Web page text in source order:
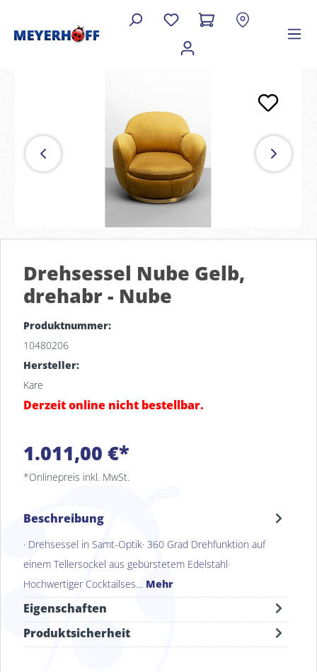
Drehsessel Nube Gelb,
drehabr - Nube
Beschreibung
· Drehsessel in Samt-Optik· 360 Grad Drehfunktion auf
einem Tellersockel aus gebürstetem Edelstahl·
Hochwertiger Cocktailses… Mehr
Eigenschaften
Produktsicherheit
1.011,00 €*
*Onlinepreis inkl. MwSt.
Derzeit online nicht bestellbar.
Produktnummer:
10480206
Hersteller:
Kare